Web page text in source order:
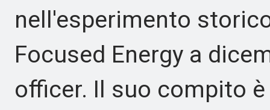
nell'esperimento
Focused Energy a
officer. Il suo compito